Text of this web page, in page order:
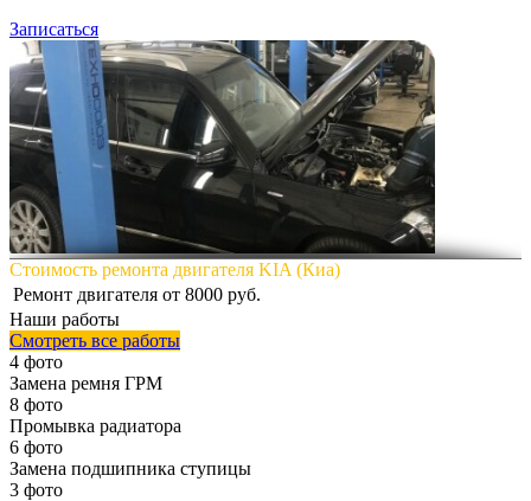
Записаться
Стоимость ремонта двигателя KIA (Киа)
Ремонт двигателя от 8000 руб.
Наши работы
Смотреть все работы
4 фото
Замена ремня ГРМ
8 фото
Промывка радиатора
6 фото
Замена подшипника ступицы
3 фото